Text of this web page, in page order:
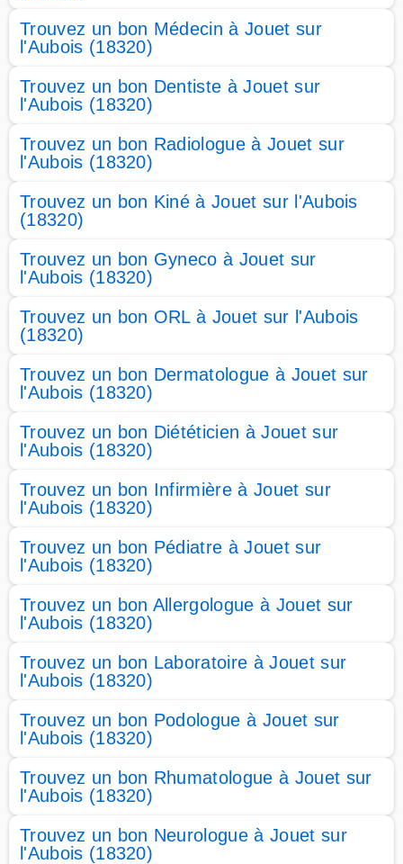
Trouvez un bon Médecin à Jouet sur
l'Aubois (18320)
Trouvez un bon Dentiste à Jouet sur
l'Aubois (18320)
Trouvez un bon Radiologue à Jouet sur
l'Aubois (18320)
Trouvez un bon Kiné à Jouet sur l'Aubois
(18320)
Trouvez un bon Gyneco à Jouet sur
l'Aubois (18320)
Trouvez un bon ORL à Jouet sur l'Aubois
(18320)
Trouvez un bon Dermatologue à Jouet sur
l'Aubois (18320)
Trouvez un bon Diététicien à Jouet sur
l'Aubois (18320)
Trouvez un bon Infirmière à Jouet sur
l'Aubois (18320)
Trouvez un bon Pédiatre à Jouet sur
l'Aubois (18320)
Trouvez un bon Allergologue à Jouet sur
l'Aubois (18320)
Trouvez un bon Laboratoire à Jouet sur
l'Aubois (18320)
Trouvez un bon Podologue à Jouet sur
l'Aubois (18320)
Trouvez un bon Rhumatologue à Jouet sur
l'Aubois (18320)
Trouvez un bon Neurologue à Jouet sur
l'Aubois (18320)